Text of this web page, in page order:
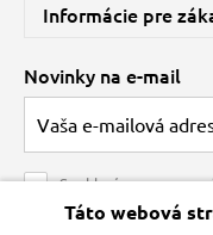
Predajňa a sklad
Bohužiaľ,
Informácie pre
O spoločnosti
Veľkoobchod
Obchodné podmienky
Kontakt
Novinky na e-mail
Souhlasím se
ochrany osobních
Táto webová